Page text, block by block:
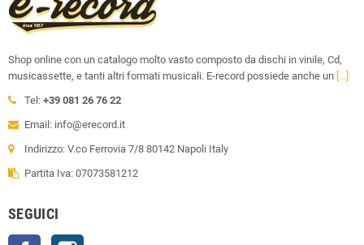
Shop online con un catalogo molto vasto composto da dischi in vinile, Cd,
musicassette, e tanti altri formati musicali. E-record possiede anche un [...]
Tel: +39 081 26 76 22
Email: info@erecord.it
Indirizzo: V.co Ferrovia 7/8 80142 Napoli Italy
Partita Iva: 07073581212
SEGUICI
Facebook